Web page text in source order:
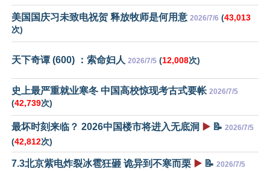
美国国庆习未致电祝贺 释放牧师是何用意 2026/7/6 (43,013
次)
天下奇谭 (600) ：索命妇人 2026/7/5 (12,008次)
史上最严重就业寒冬 中国高校惊现考古式要帐 2026/7/5
(42,739次)
最坏时刻来临？ 2026中国楼市将进入无底洞 ▶️ 📝 2026/7/5
(42,812次)
7.3北京紫电炸裂冰雹狂砸 诡异到不寒而栗 ▶️ 📝 2026/7/5